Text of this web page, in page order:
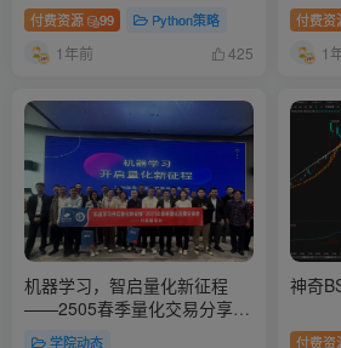
付费资源 99 Python策略
1年前 425
付费资
1
机器学习，智启量化新征程
——2505春季量化交易分享会
成都站，圆满举办
学院动态
神奇
付费资